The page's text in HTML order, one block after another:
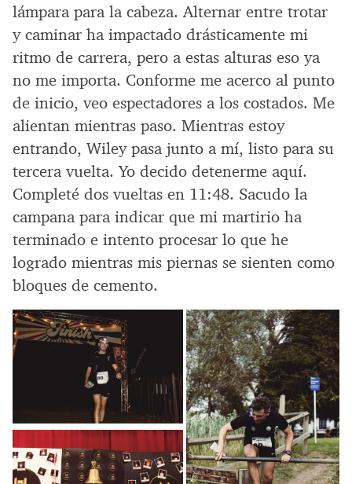
lámpara para la cabeza. Alternar entre trotar
y caminar ha impactado drásticamente mi
ritmo de carrera, pero a estas alturas eso ya
no me importa. Conforme me acerco al punto
de inicio, veo espectadores a los costados. Me
alientan mientras paso. Mientras estoy
entrando, Wiley pasa junto a mí, listo para su
tercera vuelta. Yo decido detenerme aquí.
Completé dos vueltas en 11:48. Sacudo la
campana para indicar que mi martirio ha
terminado e intento procesar lo que he
logrado mientras mis piernas se sienten como
bloques de cemento.